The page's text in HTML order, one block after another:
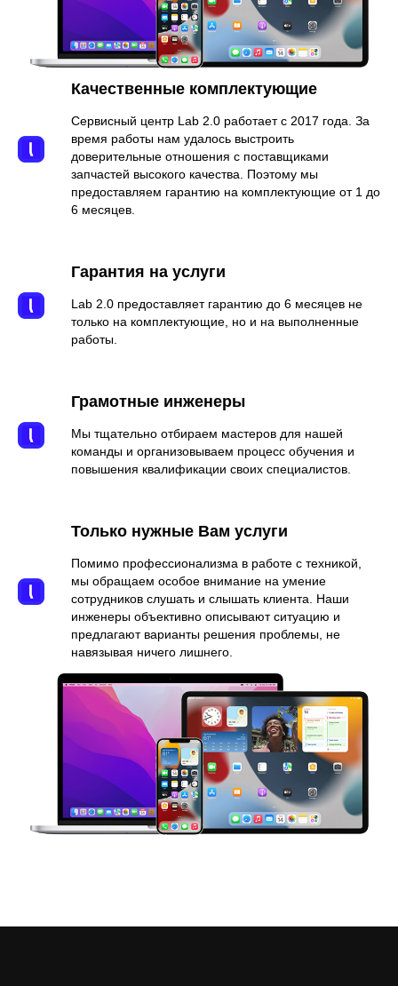
Качественные комплектующие
Сервисный центр Lab 2.0 работает с 2017 года. За
время работы нам удалось выстроить
доверительные отношения с поставщиками
запчастей высокого качества. Поэтому мы
предоставляем гарантию на комплектующие от 1 до
6 месяцев.
Гарантия на услуги
Lab 2.0 предоставляет гарантию до 6 месяцев не
только на комплектующие, но и на выполненные
работы.
Грамотные инженеры
Мы тщательно отбираем мастеров для нашей
команды и организовываем процесс обучения и
повышения квалификации своих специалистов.
Только нужные Вам услуги
Помимо профессионализма в работе с техникой,
мы обращаем особое внимание на умение
сотрудников слушать и слышать клиента. Наши
инженеры объективно описывают ситуацию и
предлагают варианты решения проблемы, не
навязывая ничего лишнего.